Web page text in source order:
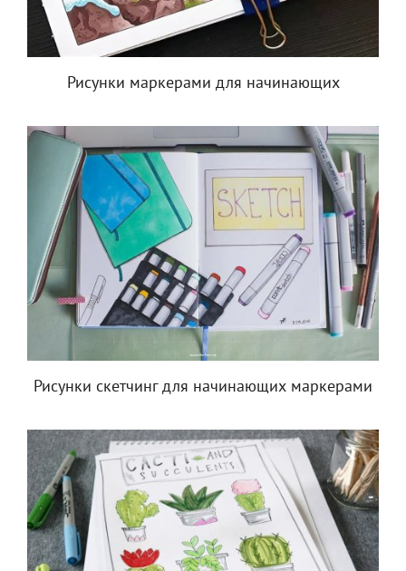
Рисунки маркерами для начинающих
Рисунки скетчинг для начинающих маркерами